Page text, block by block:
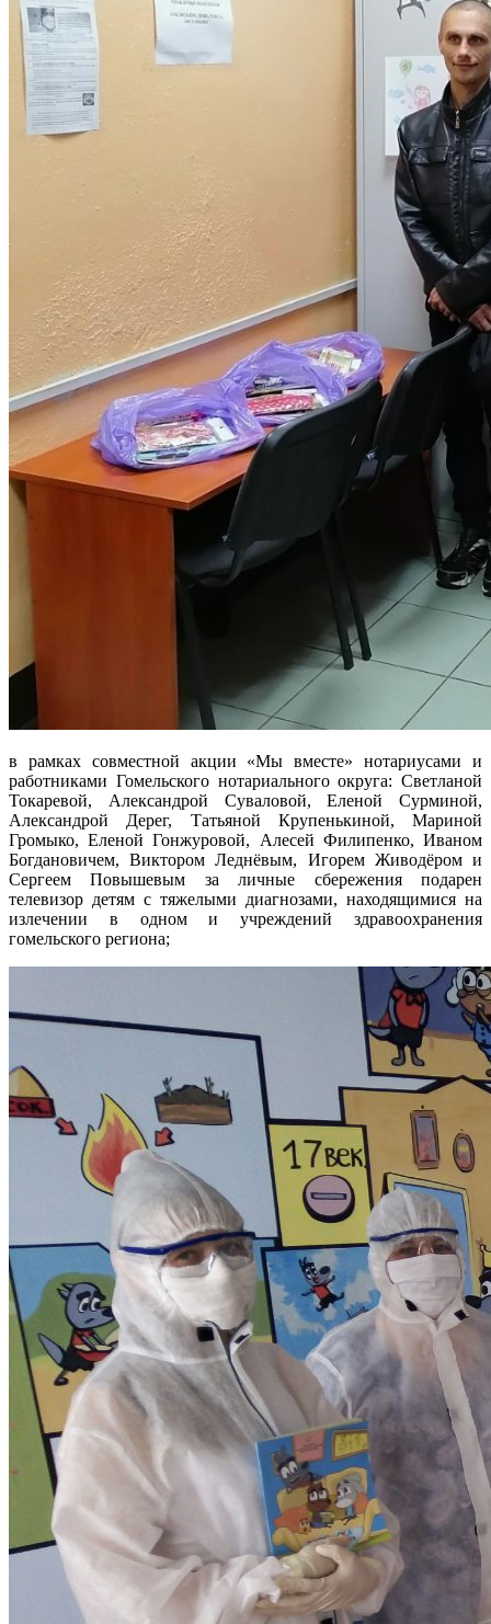
в рамках совместной акции «Мы вместе» нотариусами и
работниками Гомельского нотариального округа: Светланой
Токаревой, Александрой Суваловой, Еленой Сурминой,
Александрой Дерег, Татьяной Крупенькиной, Мариной
Громыко, Еленой Гонжуровой, Алесей Филипенко, Иваном
Богдановичем, Виктором Леднёвым, Игорем Живодёром и
Сергеем Повышевым за личные сбережения подарен
телевизор детям с тяжелыми диагнозами, находящимися на
излечении в одном и учреждений здравоохранения
гомельского региона;